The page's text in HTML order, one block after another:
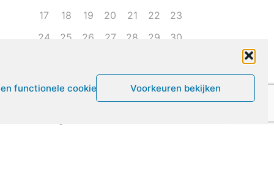
functionele cookies Voorkeuren bekijken
17
18 19 20 21 22
23
24
25 26 27 28 29
30
Leven met ME/CVS en POTS